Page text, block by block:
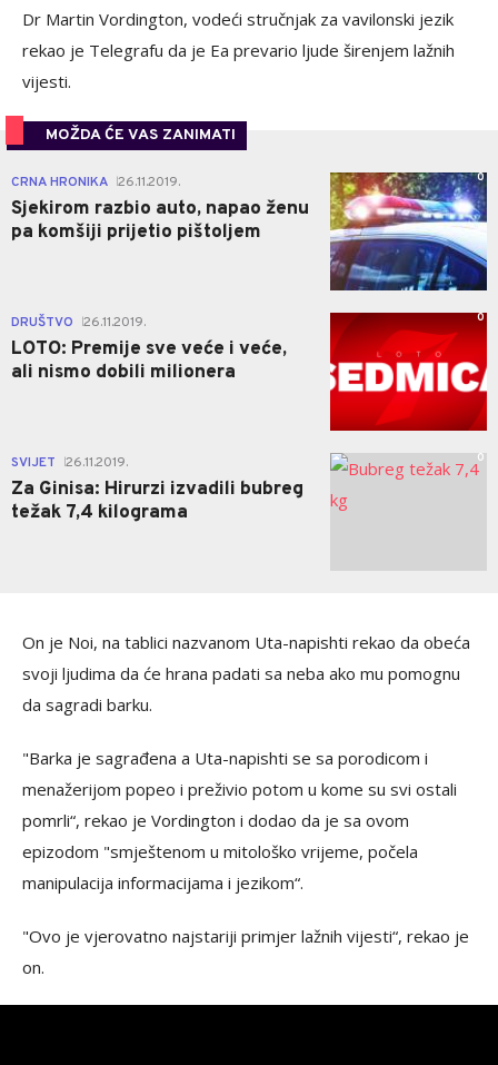
Dr Martin Vordington, vodeći stručnjak za vavilonski jezik
rekao je Telegrafu da je Ea prevario ljude širenjem lažnih
vijesti.
MOŽDA ĆE VAS ZANIMATI
CRNA HRONIKA 26.11.2019.
Sjekirom razbio auto, napao ženu
pa komšiji prijetio pištoljem
0
DRUŠTVO 26.11.2019.
LOTO: Premije sve veće i veće,
ali nismo dobili milionera
0
SVIJET 26.11.2019.
Za Ginisa: Hirurzi izvadili bubreg
težak 7,4 kilograma
0
On je Noi, na tablici nazvanom Uta-napishti rekao da obeća
svoji ljudima da će hrana padati sa neba ako mu pomognu
da sagradi barku.
"Barka je sagrađena a Uta-napishti se sa porodicom i
menažerijom popeo i preživio potom u kome su svi ostali
pomrli“, rekao je Vordington i dodao da je sa ovom
epizodom "smještenom u mitološko vrijeme, počela
manipulacija informacijama i jezikom“.
"Ovo je vjerovatno najstariji primjer lažnih vijesti“, rekao je
on.